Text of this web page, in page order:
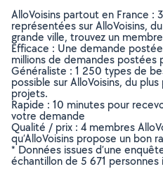
AlloVoisins partout en France :
représentées sur AlloVoisins,
grande ville, trouvez un
Efficace : Une demande
millions de demandes postées
Généraliste : 1 250 types de
possible sur AlloVoisins, du
projets.
Rapide : 10 minutes pour
votre demande
Qualité / prix : 4 membres
qu’AlloVoisins propose un bon
* Données issues d’une
échantillon de 5 671